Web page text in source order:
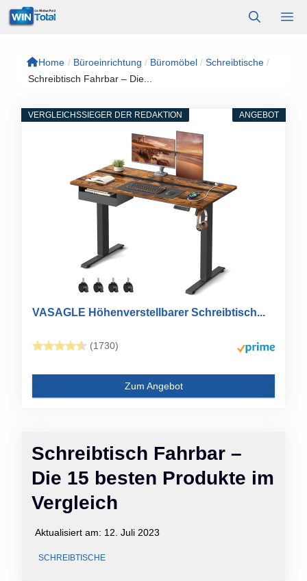
Zum
Inhalt
Home / Büroeinrichtung / Büromöbel / Schreibtische /
Schreibtisch Fahrbar – Die...
Schreibtisch Fahrbar –
Die 15 besten Produkte im
Vergleich
Aktualisiert am: 12. Juli 2023
SCHREIBTISCHE
ANGEBOT
VERGLEICHSSIEGER DER REDAKTION
VASAGLE Höhenverstellbarer Schreibtisch...
(1730)
Zum Angebot